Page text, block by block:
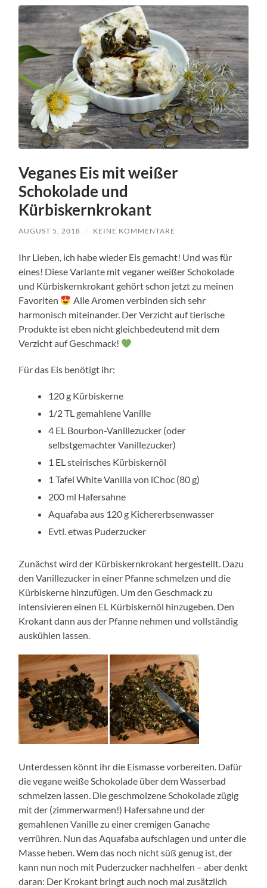
Veganes Eis mit weißer
Schokolade und
Kürbiskernkrokant
AUGUST 5, 2018 / KEINE KOMMENTARE
Ihr Lieben, ich habe wieder Eis gemacht! Und was für
eines! Diese Variante mit veganer weißer Schokolade
und Kürbiskernkrokant gehört schon jetzt zu meinen
Favoriten
Alle Aromen verbinden sich sehr
harmonisch miteinander. Der Verzicht auf tierische
Produkte ist eben nicht gleichbedeutend mit dem
Verzicht auf Geschmack!
Für das Eis benötigt ihr:
120 g Kürbiskerne
1/2 TL gemahlene Vanille
4 EL Bourbon-Vanillezucker (oder
selbstgemachter Vanillezucker)
1 EL steirisches Kürbiskernöl
1 Tafel White Vanilla von iChoc (80 g)
200 ml Hafersahne
Aquafaba aus 120 g Kichererbsenwasser
Evtl. etwas Puderzucker
Zunächst wird der Kürbiskernkrokant hergestellt. Dazu
den Vanillezucker in einer Pfanne schmelzen und die
Kürbiskerne hinzufügen. Um den Geschmack zu
intensivieren einen EL Kürbiskernöl hinzugeben. Den
Krokant dann aus der Pfanne nehmen und vollständig
auskühlen lassen.
Unterdessen könnt ihr die Eismasse vorbereiten. Dafür
die vegane weiße Schokolade über dem Wasserbad
schmelzen lassen. Die geschmolzene Schokolade zügig
mit der (zimmerwarmen!) Hafersahne und der
gemahlenen Vanille zu einer cremigen Ganache
verrühren. Nun das Aquafaba aufschlagen und unter die
Masse heben. Wem das noch nicht süß genug ist, der
kann nun noch mit Puderzucker nachhelfen – aber denkt
daran: Der Krokant bringt auch noch mal zusätzlich